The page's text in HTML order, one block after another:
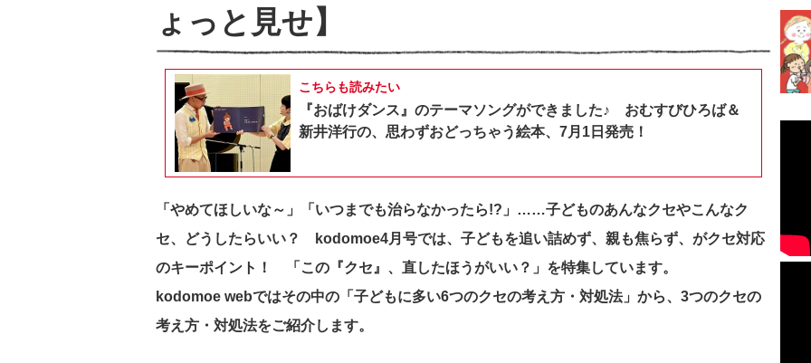
ょっと見せ】
こちらも読みたい
『おばけダンス』のテーマソングができました♪ おむすびひろば＆
新井洋行の、思わずおどっちゃう絵本、7月1日発売！
「やめてほしいな～」「いつまでも治らなかったら!?」……子どものあんなクセやこんなク
セ、どうしたらいい？ kodomoe4月号では、子どもを追い詰めず、親も焦らず、がクセ対応
のキーポイント！ 「この『クセ』、直したほうがいい？」を特集しています。
kodomoe webではその中の「子どもに多い6つのクセの考え方・対処法」から、3つのクセの
考え方・対処法をご紹介します。